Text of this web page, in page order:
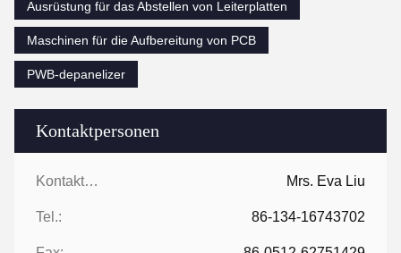
Kontaktpersonen
Kontaktpersonen: Mrs. Eva Liu
Tel.: 86-134-16743702
Ausrüstung für das Abstellen von Leiterplatten
Maschinen für die Aufbereitung von PCB
PWB-depanelizer